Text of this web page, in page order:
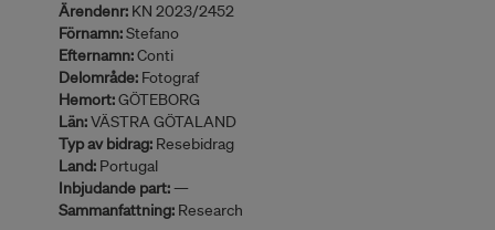
Ärendenr: KN 2023/2452
Förnamn:Stefano
Efternamn:Conti
Delområde: Fotograf
Hemort:GÖTEBORG
Län:VÄSTRA GÖTALAND
Typ av bidrag: Resebidrag
Land: Portugal
Inbjudande part:—
Sammanfattning: Research